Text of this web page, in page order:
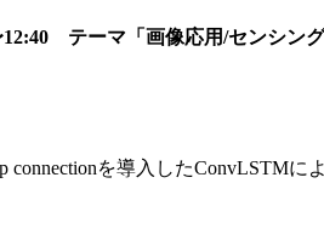
テーマ「画像応用/センシン
connectionを導入したConvLSTMに